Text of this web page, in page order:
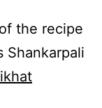
the recipe
Shankarpali